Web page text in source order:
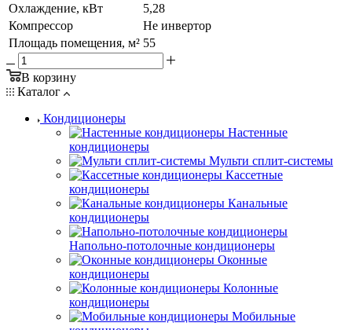
Охлаждение, кВт
5,28
Компрессор
Не инвертор
Площадь помещения, м² 55
В корзину
Каталог
Кондиционеры
Настенные
кондиционеры
Мульти сплит-системы
Кассетные
кондиционеры
Канальные
кондиционеры
Напольно-потолочные кондиционеры
Оконные
кондиционеры
Колонные
кондиционеры
Мобильные